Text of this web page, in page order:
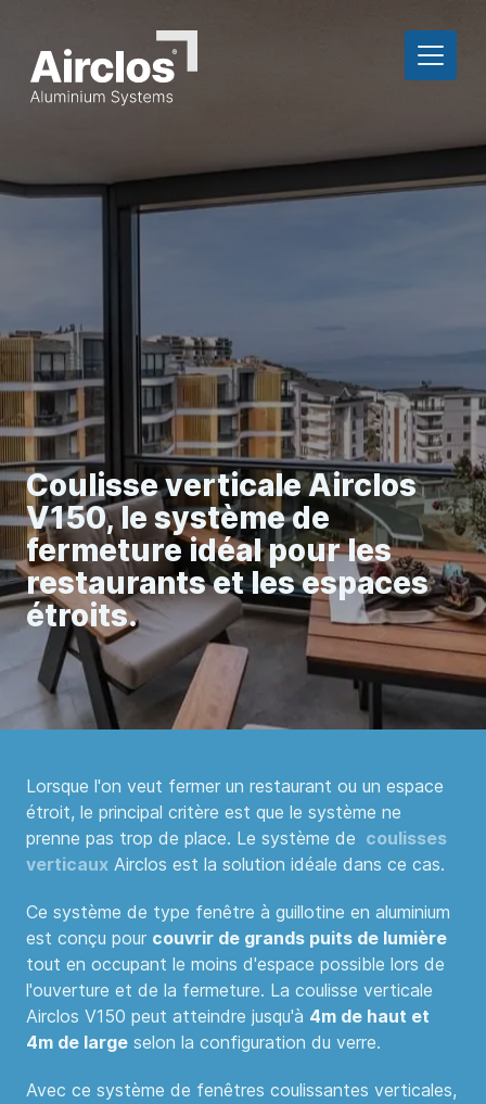
Coulisse verticale Airclos
V150, le système de
fermeture idéal pour les
restaurants et les espaces
étroits.
Lorsque l'on veut fermer un restaurant ou un espace
étroit, le principal critère est que le système ne
prenne pas trop de place. Le système de coulisses
verticauxAirclos est la solution idéale dans ce cas.
Ce système de type fenêtre à guillotine en aluminium
est conçu pour couvrir de grands puits de lumière
tout en occupant le moins d'espace possible lors de
l'ouverture et de la fermeture. La coulisse verticale
Airclos V150 peut atteindre jusqu'à 4m de haut et
4m de largeselon la configuration du verre.
Avec ce système de fenêtres coulissantes verticales,